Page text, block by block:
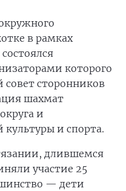
в рамках
которого
сторонников
шахмат
и
и спорта.
длившемся
участие 25
— дети